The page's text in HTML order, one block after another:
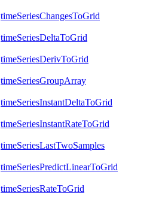
timeSeriesChangesToGrid
timeSeriesDeltaToGrid
timeSeriesDerivToGrid
timeSeriesGroupArray
timeSeriesInstantDeltaToGrid
timeSeriesInstantRateToGrid
timeSeriesLastTwoSamples
timeSeriesPredictLinearToGrid
timeSeriesRateToGrid